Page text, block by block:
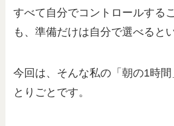
すべて自分でコントロールする
も、準備だけは自分で選べると
今回は、そんな私の「朝の1時
とりごとです。